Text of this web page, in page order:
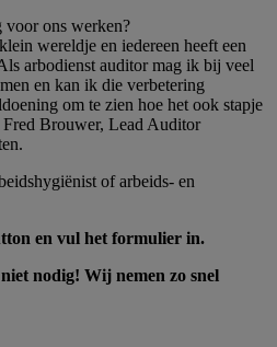
voor ons werken?
wereldje en iedereen heeft een
arbodienst auditor mag ik bij veel
en kan ik die verbetering
om te zien hoe het ook stapje
Brouwer, Lead Auditor
of arbeids- en
en vul het formulier in.
nodig! Wij nemen zo snel